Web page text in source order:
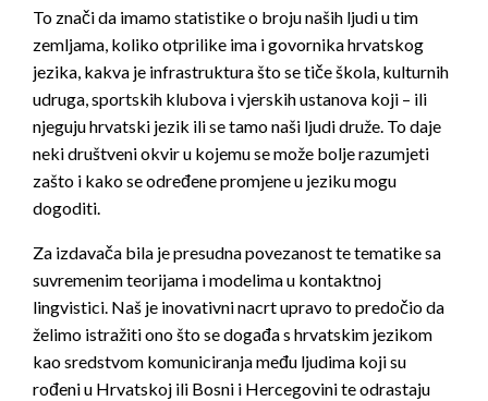
To znači da imamo statistike o broju naših ljudi u tim
zemljama, koliko otprilike ima i govornika hrvatskog
jezika, kakva je infrastruktura što se tiče škola, kulturnih
udruga, sportskih klubova i vjerskih ustanova koji – ili
njeguju hrvatski jezik ili se tamo naši ljudi druže. To daje
neki društveni okvir u kojemu se može bolje razumjeti
zašto i kako se određene promjene u jeziku mogu
dogoditi.
Za izdavača bila je presudna povezanost te tematike sa
suvremenim teorijama i modelima u kontaktnoj
lingvistici. Naš je inovativni nacrt upravo to predočio da
želimo istražiti ono što se događa s hrvatskim jezikom
kao sredstvom komuniciranja među ljudima koji su
rođeni u Hrvatskoj ili Bosni i Hercegovini te odrastaju